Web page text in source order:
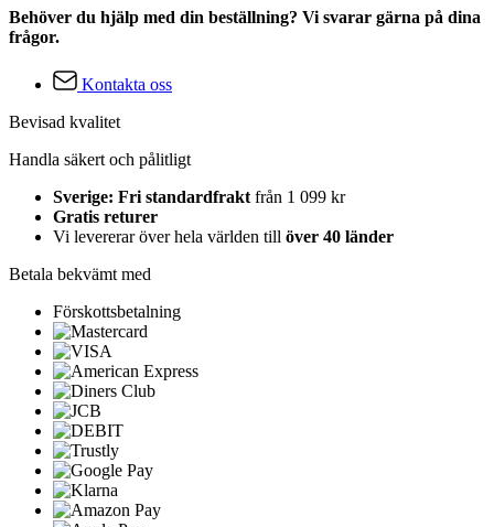
Behöver du hjälp med din beställning? Vi svarar gärna på dina
frågor.
Kontakta oss
Bevisad kvalitet
Handla säkert och pålitligt
Sverige: Fri standardfrakt från 1 099 kr
Gratis returer
Vi levererar över hela världen till över 40 länder
Betala bekvämt med
Förskottsbetalning